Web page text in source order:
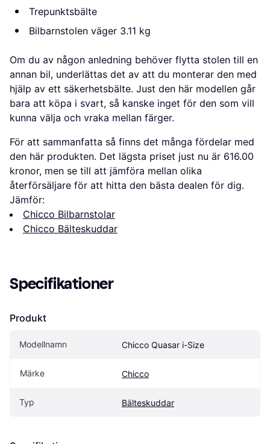
Trepunktsbälte
Bilbarnstolen väger 3.11 kg
Om du av någon anledning behöver flytta stolen till en
annan bil, underlättas det av att du monterar den med
hjälp av ett säkerhetsbälte. Just den här modellen går
bara att köpa i svart, så kanske inget för den som vill
kunna välja och vraka mellan färger.
För att sammanfatta så finns det många fördelar med
den här produkten. Det lägsta priset just nu är 616.00
kronor, men se till att jämföra mellan olika
återförsäljare för att hitta den bästa dealen för dig.
Jämför:
Chicco Bilbarnstolar
Chicco Bälteskuddar
Specifikationer
Produkt
Modellnamn Chicco Quasar i-Size
Märke Chicco
Typ Bälteskuddar